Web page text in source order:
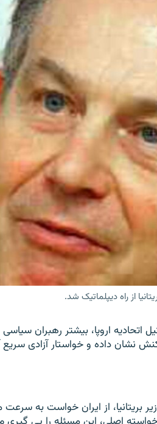
از راه دیپلماتیک شد.
اتحادیه اروپا، بیشتر رهبران
نشان داده و خواستار آزادی
بریتانیا، از ایران خواست به سرعت